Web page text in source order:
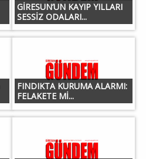
GİRESUN’UN KAYIP YILLARI
SESSİZ ODALARI...
FINDIKTA KURUMA ALARMI:
FELAKETE Mİ...